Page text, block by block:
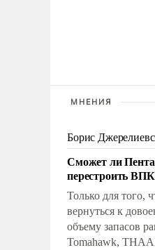
МНЕНИЯ
Борис
Сможет ли
перестроить
Только для того,
вернуться к
объему запасов
Tomahawk,